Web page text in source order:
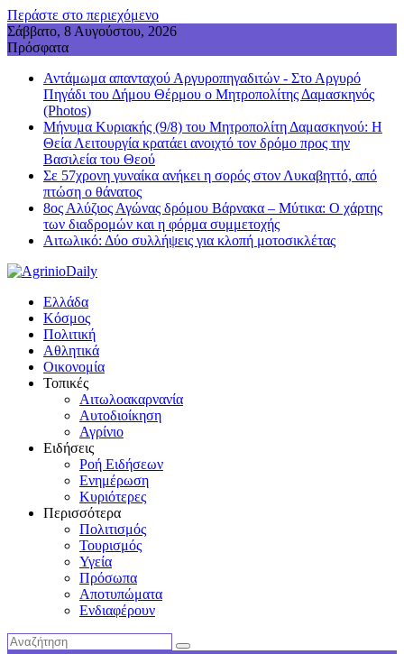
Περάστε στο περιεχόμενο
Σάββατο, 8 Αυγούστου, 2026
Πρόσφατα
Αντάμωμα απανταχού Αργυροπηγαδιτών - Στο Αργυρό
Πηγάδι του Δήμου Θέρμου ο Μητροπολίτης Δαμασκηνός
(Photos)
Μήνυμα Κυριακής (9/8) του Μητροπολίτη Δαμασκηνού: Η
Θεία Λειτουργία κρατάει ανοιχτό τον δρόμο προς την
Βασιλεία του Θεού
Σε 57χρονη γυναίκα ανήκει η σορός στον Λυκαβηττό, από
πτώση ο θάνατος
8ος Αλύζιος Αγώνας δρόμου Βάρνακα – Μύτικα: Ο χάρτης
των διαδρομών και η φόρμα συμμετοχής
Aιτωλικό: Δύο συλλήψεις για κλοπή μοτοσικλέτας
Ελλάδα
Κόσμος
Πολιτική
Αθλητικά
Οικονομία
Τοπικές
Αιτωλοακαρνανία
Αυτοδιοίκηση
Αγρίνιο
Ειδήσεις
Ροή Ειδήσεων
Ενημέρωση
Κυριότερες
Περισσότερα
Πολιτισμός
Τουρισμός
Υγεία
Πρόσωπα
Αποτυπώματα
Ενδιαφέρουν